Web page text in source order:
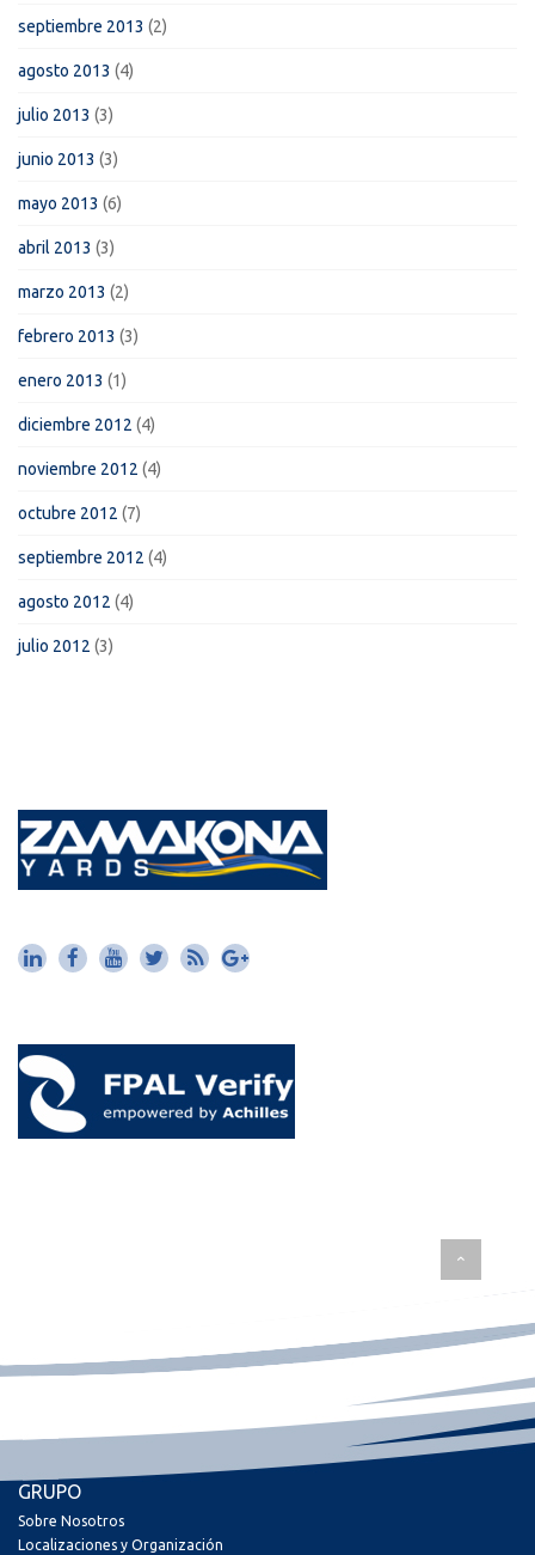
septiembre 2013 (2)
agosto 2013 (4)
julio 2013 (3)
junio 2013 (3)
mayo 2013 (6)
abril 2013 (3)
marzo 2013 (2)
febrero 2013 (3)
enero 2013 (1)
diciembre 2012 (4)
noviembre 2012 (4)
octubre 2012 (7)
septiembre 2012 (4)
agosto 2012 (4)
julio 2012 (3)
GRUPO
Sobre Nosotros
Localizaciones y Organización